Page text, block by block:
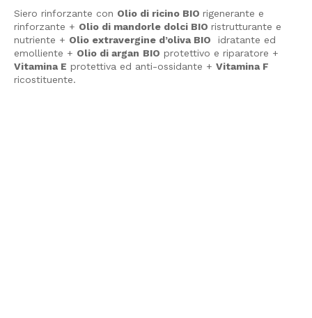
Siero rinforzante con Olio di ricino BIO rigenerante e
rinforzante + Olio di mandorle dolci BIO ristrutturante e
nutriente + Olio extravergine d’oliva BIO idratante ed
emolliente + Olio di argan BIO protettivo e riparatore +
Vitamina E protettiva ed anti-ossidante + Vitamina F
ricostituente.